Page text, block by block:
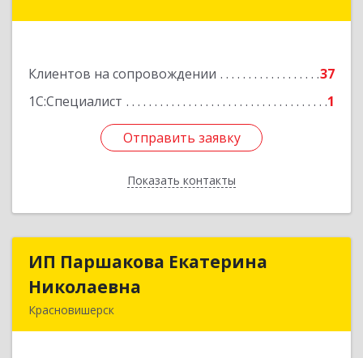
Клиентов на сопровождении
37
1С:Специалист
1
Отправить заявку
Показать контакты
Отправить заявку
Назад
ИП Паршакова Екатерина
Николаевна
Красновишерск
ИП Паршакова Екатерина